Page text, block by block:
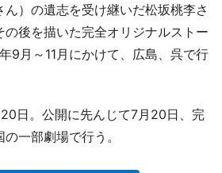
）の遺志を受け継いだ松坂桃李さ
の後を描いた完全オリジナルストー
9月～11月にかけて、広島、呉で行
日。公開に先んじて7月20日、完
一部劇場で行う。